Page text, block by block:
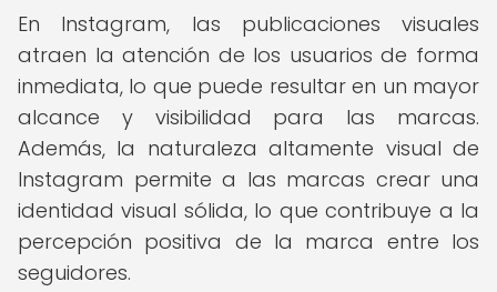
En Instagram, las publicaciones visuales
atraen la atención de los usuarios de forma
inmediata, lo que puede resultar en un mayor
alcance y visibilidad para las marcas.
Además, la naturaleza altamente visual de
Instagram permite a las marcas crear una
identidad visual sólida, lo que contribuye a la
percepción positiva de la marca entre los
seguidores.